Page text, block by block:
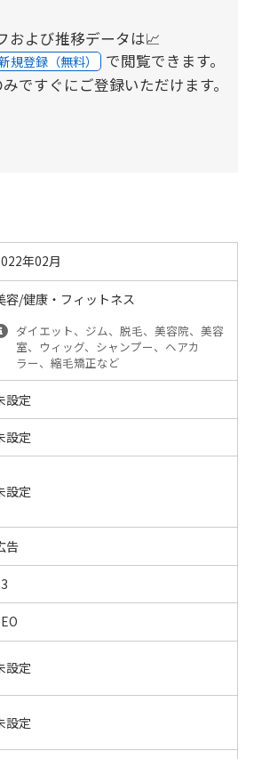
および推移データは📈
規登録（無料） で閲覧できます。
ですぐにご登録いただけます。
年02月
容/健康・フィットネス
ダイエット、ジム、脱毛、美容院、美容
室、ウィッグ、シャンプー、ヘアカ
ラー、縮毛矯正など
設定
設定
設定
告
設定
設定